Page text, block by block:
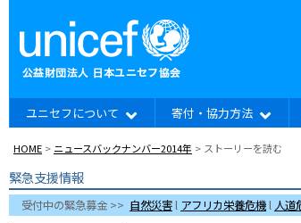
ユニセフについて 寄付・協力方法
HOME > ニュースバックナンバー2014年 > ストーリーを読む
緊急支援情報
受付中の緊急募金 >> 自然災害l アフリカ栄養危機l 人道